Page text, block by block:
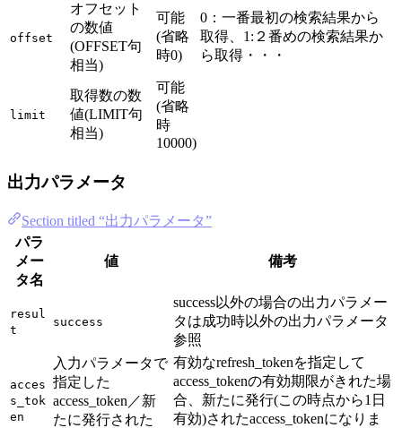
offset
オフセット
の数値
(OFFSET句
相当)
可能
(省略
時0)
0：一番最初の検索結果から
取得、1:２番めの検索結果か
ら取得・・・
limit
取得数の数
値(LIMIT句
相当)
可能
(省略
時
10000)
出力パラメータ
Section titled “出力パラメータ”
パラ
メー
タ名
値 備考
resul
t
success
success以外の場合の出力パラメー
タは成功時以外の出力パラメータ
参照
acces
s_tok
en
入力パラメータで
指定した
access_token／新
たに発行された
有効なrefresh_tokenを指定して
access_tokenの有効期限がきれた場
合、新たに発行(この時点から1日
有効)されたaccess_tokenになりま